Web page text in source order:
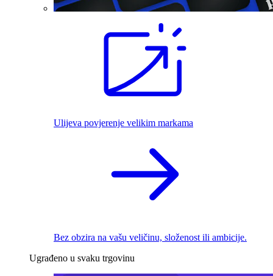
Ulijeva povjerenje velikim markama
Bez obzira na vašu veličinu, složenost ili ambicije.
Ugrađeno u svaku trgovinu